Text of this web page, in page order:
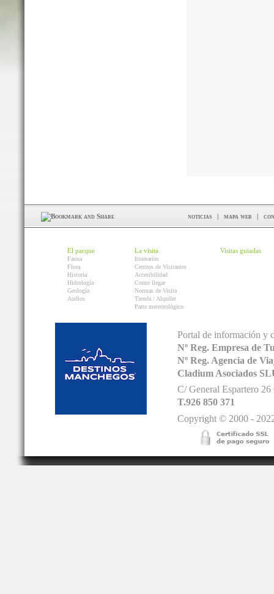
noticias | mapa web |
El parque
Fauna
Flora
Historia
Hidrología
Geología
Audios
La visita
Itinerarios
Centros de Visitantes
Accesibilidad
Como llegar
Normas de Visita
Tienda / Alquiler
Parte meteorológico
Visitas guiadas
Portal de información y
Nº Reg. Empresa de
Nº Reg. Agencia de
Cladium Asociados
C/ General Espartero
T.926 850 371
Copyright © 2000 -